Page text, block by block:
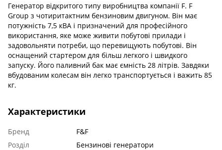
Генератор відкритого типу виробництва компанії F. F
Group з чотиритактним бензиновим двигуном. Він має
потужність 7,5 кВА і призначений для професійного
використання, яке може живити побутові прилади і
задовольняти потреби, що перевищують побутові. Він
оснащений стартером для більш легкого і швидкого
запуску. Його паливний бак має ємність 28 літрів. Завдяки
вбудованим колесам він легко транспортується і важить 85
кг.
Характеристики
Бренд
F&F
Розділ
Бензинові генератори